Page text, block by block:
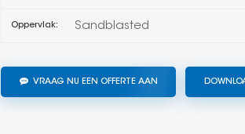
Oppervlak: Sandblasted
VRAAG NU EEN OFFERTE AAN